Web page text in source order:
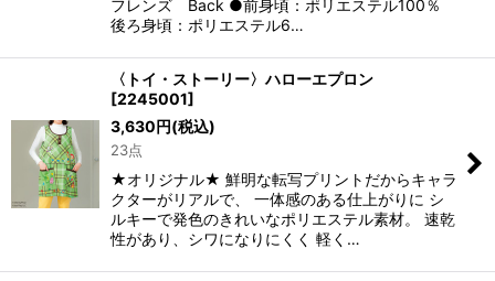
フレンズ Back ●前身頃：ポリエステル100％
後ろ身頃：ポリエステル6…
〈トイ・ストーリー〉ハローエプロン
[2245001]
3,630円(税込)
23点
★オリジナル★ 鮮明な転写プリントだからキャラ
クターがリアルで、 一体感のある仕上がりに シ
ルキーで発色のきれいなポリエステル素材。 速乾
性があり、シワになりにくく 軽く…